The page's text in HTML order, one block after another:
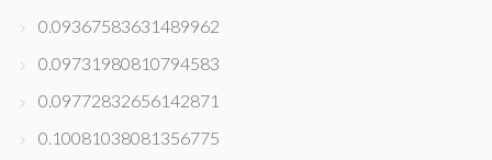
0.09367583631489962
0.09731980810794583
0.09772832656142871
0.10081038081356775